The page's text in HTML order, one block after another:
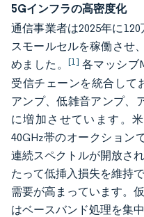
5Gインフラの高密度化
通信事業者は2025年に
スモールセルを稼働させ
めました。[1] 各マッシブ
受信チェーンを統合して
アンプ、低雑音アンプ、
に増加させています。
40GHz帯のオークション
連続スペクトルが開放さ
たって低挿入損失を維持
需要が高まっています。
はベースバンド処理を集